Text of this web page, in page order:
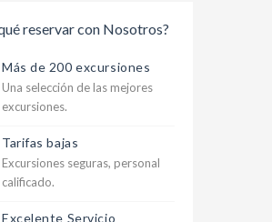
reservar con Nosotros?
Más de 200 excursiones
Una selección de las mejores
excursiones.
Tarifas bajas
Excursiones seguras, personal
calificado.
Excelente Servicio